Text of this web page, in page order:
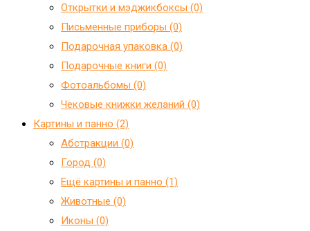
Открытки и мэджикбоксы (0)
Письменные приборы (0)
Подарочная упаковка (0)
Подарочные книги (0)
Фотоальбомы (0)
Чековые книжки желаний (0)
Картины и панно (2)
Абстракции (0)
Город (0)
Ещё картины и панно (1)
Животные (0)
Иконы (0)